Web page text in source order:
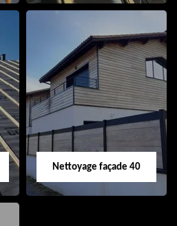
Réparation de
toiture 40
Nettoyage façade 40